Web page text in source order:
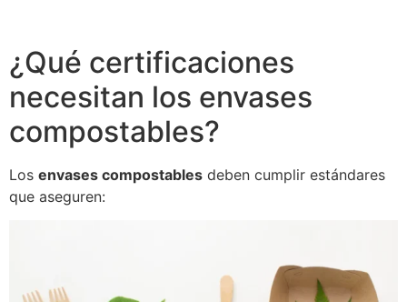
¿Qué certificaciones
necesitan los envases
compostables?
Los envases compostables deben cumplir estándares
que aseguren: